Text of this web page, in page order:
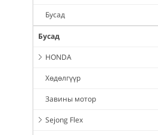
Бусад
Бусад
HONDA
Хөдөлгүүр
Завины мотор
Sejong Flex